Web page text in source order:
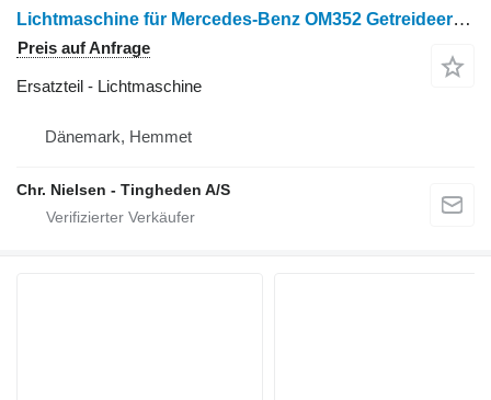
Lichtmaschine für Mercedes-Benz OM352 Getreideernter
Preis auf Anfrage
Ersatzteil - Lichtmaschine
Dänemark, Hemmet
Chr. Nielsen - Tingheden A/S